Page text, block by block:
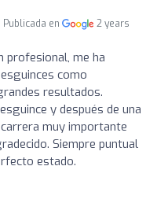
Publicada en
2 years
profesional, me ha
como
resultados.
y después de una
muy importante
Siempre puntual
estado.